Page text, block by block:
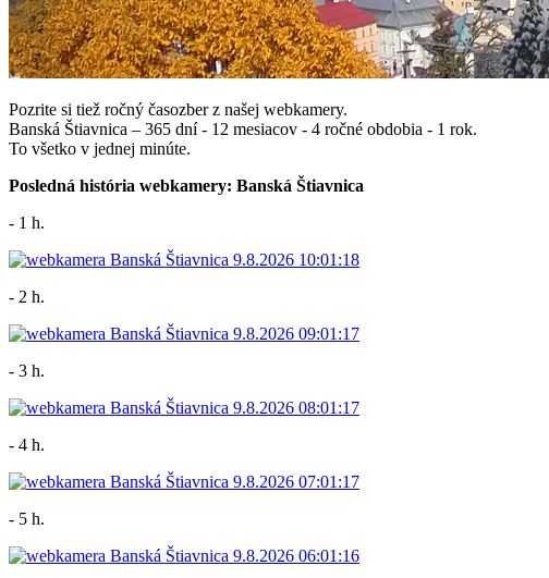
Pozrite si tiež ročný časozber z našej webkamery.
Banská Štiavnica – 365 dní - 12 mesiacov - 4 ročné obdobia - 1 rok.
To všetko v jednej minúte.
Posledná história webkamery: Banská Štiavnica
- 1 h.
- 2 h.
- 3 h.
- 4 h.
- 5 h.